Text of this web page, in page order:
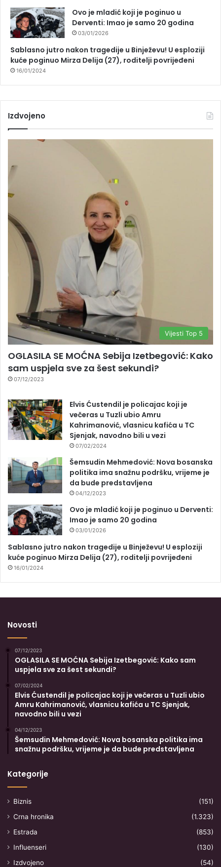
Ovo je mladić koji je poginuo u
Derventi: Imao je samo 20 godina
03/01/2026
Sablasno jutro nakon tragedije u Binježevu! U esploziji
kuće poginuo Mirza Delija (27), roditelji povrijeđeni
16/01/2024
Izdvojeno
Vijesti Top 5
OGLASILA SE MOĆNA Sebija Izetbegović: Kako
sam uspjela sve za šest sekundi?
07/12/2023
Elvis Ćustendil je policajac koji je
večeras u Tuzli ubio Amru
Kahrimanović, vlasnicu kafića u TC
Sjenjak, navodno bili u vezi
07/02/2024
Šemsudin Mehmedović: Nova bosanska
politika ima snažnu podršku, vrijeme je
da bude predstavljena
04/12/2023
Ovo je mladić koji je poginuo u Derventi:
Imao je samo 20 godina
03/01/2026
Sablasno jutro nakon tragedije u Binježevu! U esploziji
kuće poginuo Mirza Delija (27), roditelji povrijeđeni
16/01/2024
Novosti
07/12/2023
OGLASILA SE MOĆNA Sebija Izetbegović: Kako sam
uspjela sve za šest sekundi?
07/02/2024
Elvis Ćustendil je policajac koji je večeras u Tuzli ubio
Amru Kahrimanović, vlasnicu kafića u TC Sjenjak,
navodno bili u vezi
04/12/2023
Šemsudin Mehmedović: Nova bosanska politika ima
snažnu podršku, vrijeme je da bude predstavljena
Kategorije
Biznis
(151)
Crna hronika
(1.323)
Estrada
(853)
Influenseri
(130)
Izdvojeno
(54)